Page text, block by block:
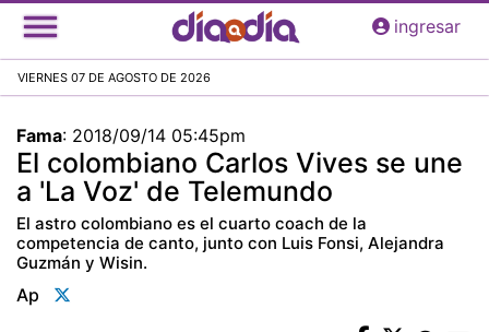
Pasar
al
principal
ingresar
VIERNES 07 DE AGOSTO DE 2026
Fama: 2018/09/14 05:45pm
El colombiano Carlos Vives se une
a 'La Voz' de Telemundo
El astro colombiano es el cuarto coach de la
competencia de canto, junto con Luis Fonsi, Alejandra
Guzmán y Wisin.
Ap